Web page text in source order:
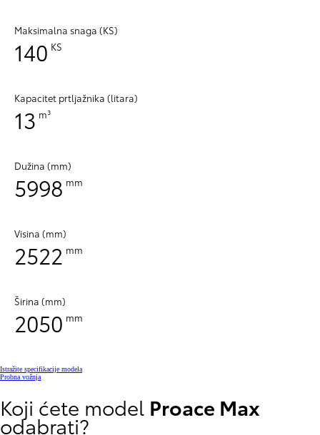
Maksimalna snaga (KS)
140 KS
Kapacitet prtljažnika (litara)
13 m³
Dužina (mm)
5998 mm
Visina (mm)
2522 mm
Širina (mm)
2050 mm
Istražite specifikacije modela
Probna vožnja
Koji ćete model Proace Max
odabrati?